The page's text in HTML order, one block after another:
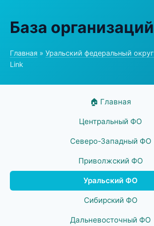
База организаций
Главная » Уральский федеральный округ
Link
🏠 Главная
Центральный ФО
Северо-Западный ФО
Приволжский ФО
Уральский ФО
Сибирский ФО
Дальневосточный ФО